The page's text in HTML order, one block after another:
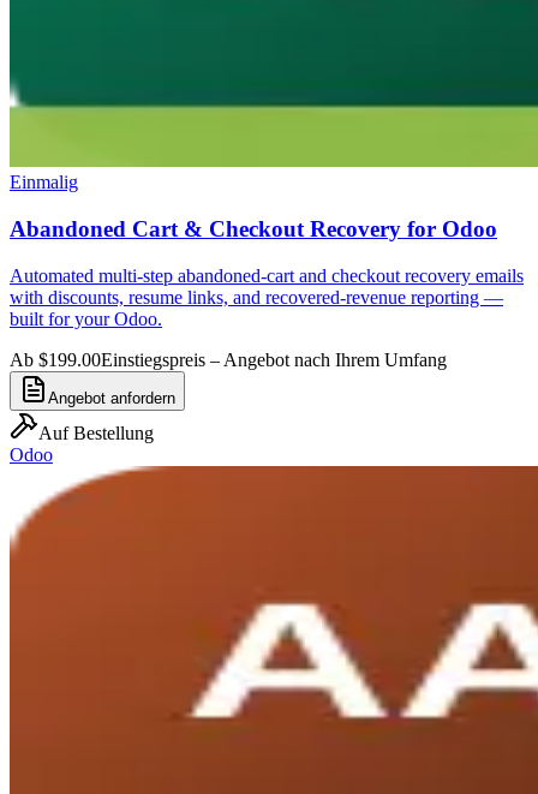
Einmalig
Abandoned Cart & Checkout Recovery for Odoo
Automated multi-step abandoned-cart and checkout recovery emails
with discounts, resume links, and recovered-revenue reporting —
built for your Odoo.
Ab $199.00Einstiegspreis – Angebot nach Ihrem Umfang
Angebot anfordern
Auf Bestellung
Odoo